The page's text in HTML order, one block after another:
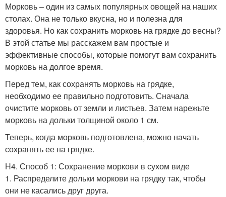
Морковь – один из самых популярных овощей на наших
столах. Она не только вкусна, но и полезна для
здоровья. Но как сохранить морковь на грядке до весны?
В этой статье мы расскажем вам простые и
эффективные способы, которые помогут вам сохранить
морковь на долгое время.
Перед тем, как сохранять морковь на грядке,
необходимо ее правильно подготовить. Сначала
очистите морковь от земли и листьев. Затем нарежьте
морковь на дольки толщиной около 1 см.
Теперь, когда морковь подготовлена, можно начать
сохранять ее на грядке.
H4. Способ 1: Сохранение моркови в сухом виде
1. Распределите дольки моркови на грядку так, чтобы
они не касались друг друга.